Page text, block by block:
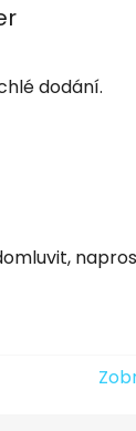
je 5 z 5
dodání.
je 5 z 5
je 5 z 5